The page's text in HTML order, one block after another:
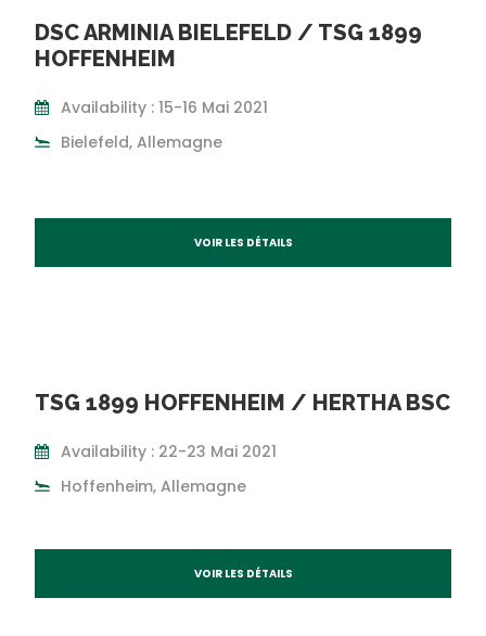
DSC ARMINIA BIELEFELD / TSG 1899
HOFFENHEIM
Availability : 15-16 Mai 2021
Bielefeld, Allemagne
VOIR LES DÉTAILS
TSG 1899 HOFFENHEIM / HERTHA BSC
Availability : 22-23 Mai 2021
Hoffenheim, Allemagne
VOIR LES DÉTAILS